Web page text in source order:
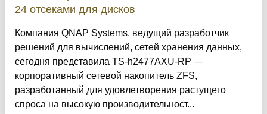
24 отсеками для дисков
Компания QNAP Systems, ведущий разработчик
решений для вычислений, сетей хранения данных,
сегодня представила TS-h2477AXU-RP —
корпоративный сетевой накопитель ZFS,
разработанный для удовлетворения растущего
спроса на высокую производительност...